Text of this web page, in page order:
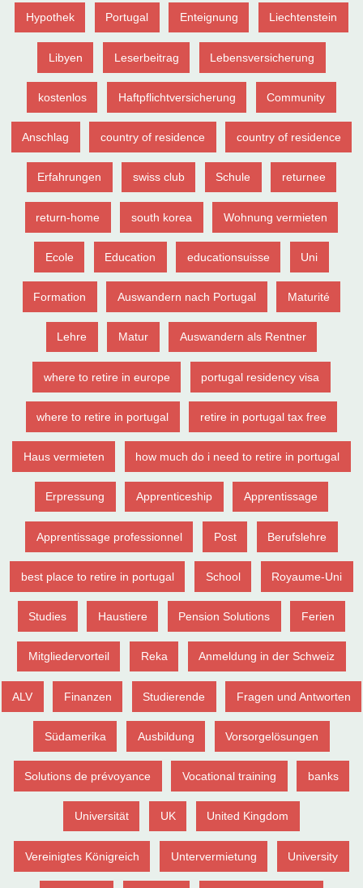
Hypothek Portugal Enteignung Liechtenstein
Libyen Leserbeitrag Lebensversicherung
kostenlos Haftpflichtversicherung Community
Anschlag country of residence country of residence
Erfahrungen swiss club Schule returnee
return-home south korea Wohnung vermieten
Ecole Education educationsuisse Uni
Formation Auswandern nach Portugal Maturité
Lehre Matur Auswandern als Rentner
where to retire in europe portugal residency visa
where to retire in portugal retire in portugal tax free
Haus vermieten how much do i need to retire in portugal
Erpressung Apprenticeship Apprentissage
Apprentissage professionnel Post Berufslehre
best place to retire in portugal School Royaume-Uni
Studies Haustiere Pension Solutions Ferien
Mitgliedervorteil Reka Anmeldung in der Schweiz
ALV Finanzen Studierende Fragen und Antworten
Südamerika Ausbildung Vorsorgelösungen
Solutions de prévoyance Vocational training banks
Universität UK United Kingdom
Vereinigtes Königreich Untervermietung University